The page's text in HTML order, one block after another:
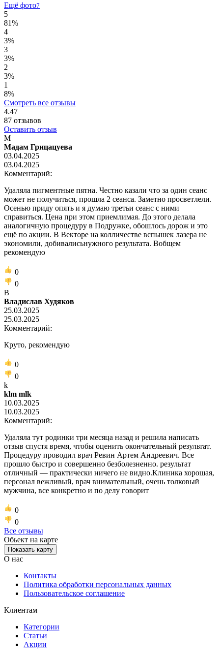
Ещё фото7
5
81%
4
3%
3
3%
2
3%
1
8%
Смотреть все отзывы
4.47
87 отзывов
Оставить отзыв
М
Мадам Грицацуева
03.04.2025
03.04.2025
Комментарий:
Удаляла пигментные пятна. Честно казали что за один сеанс
может не получиться, прошла 2 сеанса. Заметно просветлели.
Осенью приду опять и я думаю третьи сеанс с ними
справиться. Цена при этом приемлимая. До этого делала
аналогичную процедуру в Подружке, обошлось дорож и это
ещё по акции. В Векторе на колличестве вспышек лазера не
экономили, добивалисьнужного результата. Вобщем
рекомендую
0
0
В
Владислав Худяков
25.03.2025
25.03.2025
Комментарий:
Круто, рекомендую
0
0
k
klm mlk
10.03.2025
10.03.2025
Комментарий:
Удаляла тут родинки три месяца назад и решила написать
отзыв спустя время, чтобы оценить окончательный результат.
Процедуру проводил врач Ревин Артем Андреевич. Все
прошло быстро и совершенно безболезненно. результат
отличный — практически ничего не видно.Клиника хорошая,
персонал вежливый, врач внимательный, очень толковый
мужчина, все конкретно и по делу говорит
0
0
Все отзывы
Обьект на карте
Показать карту
О нас
Контакты
Политика обработки персональных данных
Пользовательское соглашение
Клиентам
Категории
Статьи
Акции